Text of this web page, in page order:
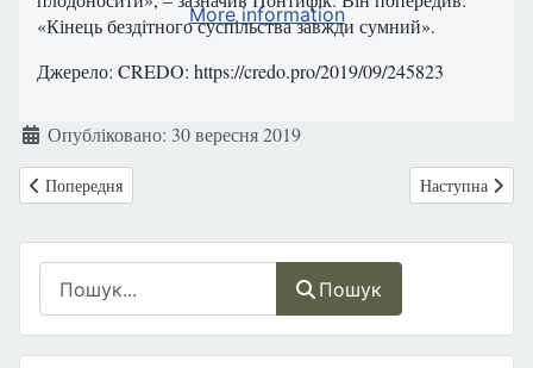
Пошук
«Кінець бездітного суспільства завжди сумний».
Джерело: CREDO: https://credo.pro/2019/09/245823
ДеталіОпубліковано: 30 вересня 2019
Попередня стаття: Іn-vitro: Буря навколо методу
Попередня Наступна
Наступна
More information